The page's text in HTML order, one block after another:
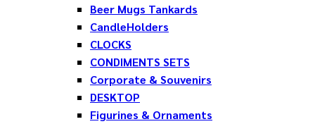
Beer Mugs Tankards
CandleHolders
CLOCKS
CONDIMENTS SETS
Corporate & Souvenirs
DESKTOP
Figurines & Ornaments